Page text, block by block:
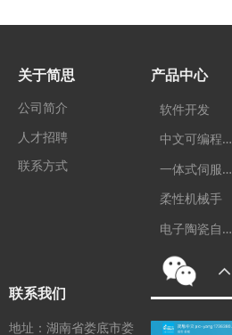
关于简思
公司简介
人才招聘
联系方式
产品中心
软件开发
中
文可编程控制器
一
体式伺服电机
柔性机械手
电
子陶瓷自动化装备
联系我们
地址：湖南省娄底市娄